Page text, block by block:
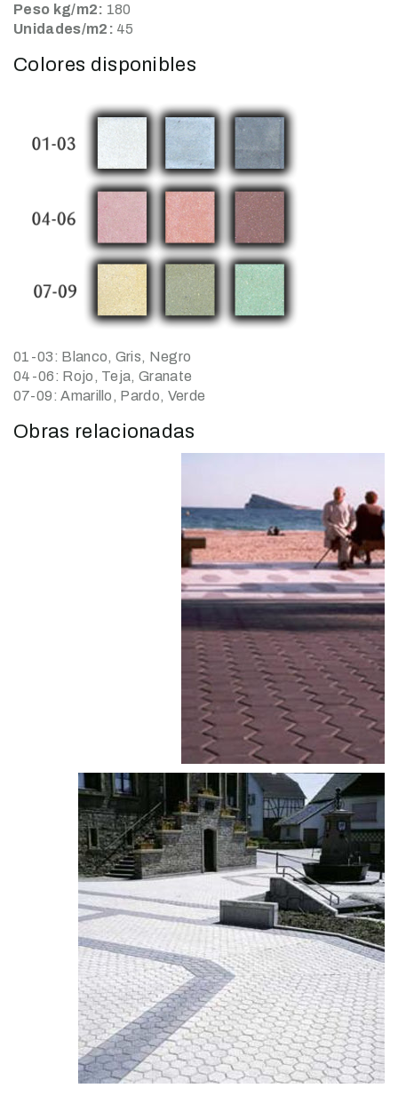
Peso kg/m2: 180
Unidades/m2: 45
Colores disponibles
01-03: Blanco, Gris, Negro
04-06: Rojo, Teja, Granate
07-09: Amarillo, Pardo, Verde
Obras relacionadas